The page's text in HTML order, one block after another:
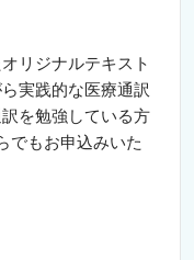
リジナルテキスト
実践的な医療通訳
を勉強している方
でもお申込みいた